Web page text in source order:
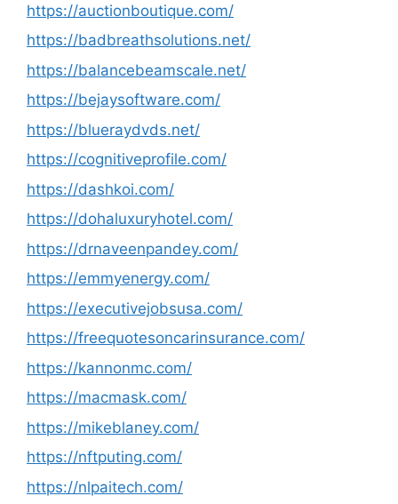
https://auctionboutique.com/
https://badbreathsolutions.net/
https://balancebeamscale.net/
https://bejaysoftware.com/
https://blueraydvds.net/
https://cognitiveprofile.com/
https://dashkoi.com/
https://dohaluxuryhotel.com/
https://drnaveenpandey.com/
https://emmyenergy.com/
https://executivejobsusa.com/
https://freequotesoncarinsurance.com/
https://kannonmc.com/
https://macmask.com/
https://mikeblaney.com/
https://nftputing.com/
https://nlpaitech.com/